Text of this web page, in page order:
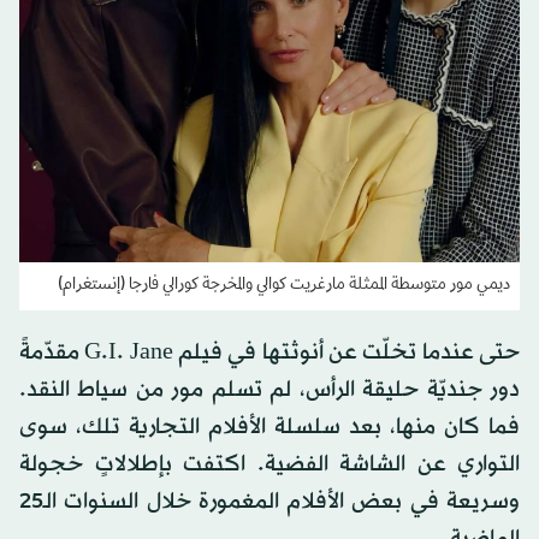
ديمي مور متوسطة الممثلة مارغريت كوالي والمخرجة كورالي فارجا (إنستغرام)
حتى عندما تخلّت عن أنوثتها في فيلم G.I. Jane مقدّمةً
دور جنديّة حليقة الرأس، لم تسلم مور من سياط النقد.
فما كان منها، بعد سلسلة الأفلام التجارية تلك، سوى
التواري عن الشاشة الفضية. اكتفت بإطلالاتٍ خجولة
وسريعة في بعض الأفلام المغمورة خلال السنوات الـ25